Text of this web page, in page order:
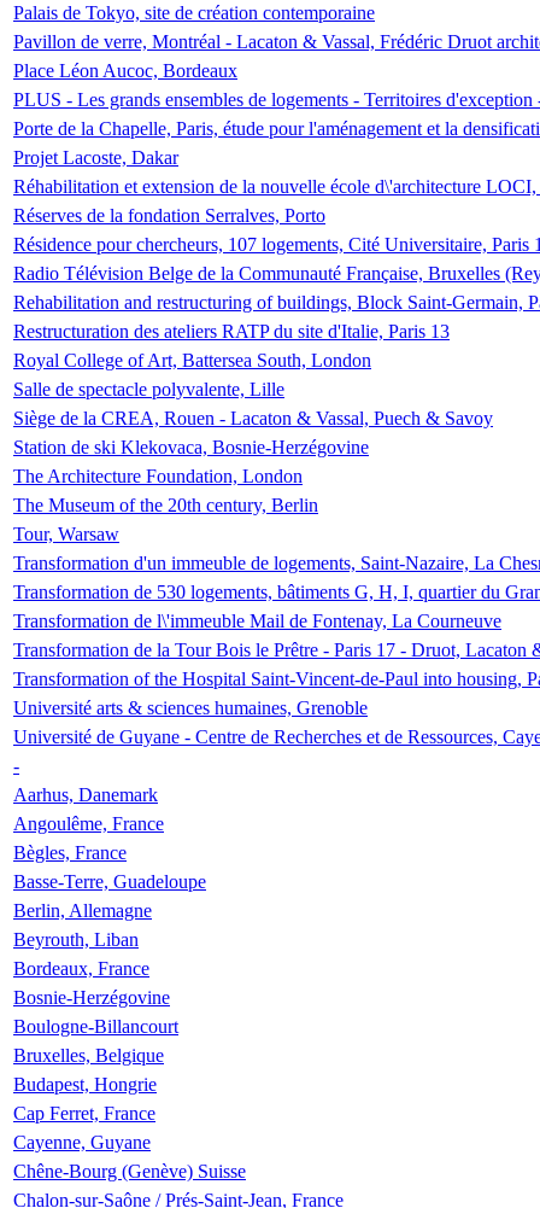
Palais de Tokyo, site de création contemporaine
Pavillon de verre, Montréal - Lacaton & Vassal, Frédéric Druot
Place Léon Aucoc, Bordeaux
PLUS - Les grands ensembles de logements - Territoires
Porte de la Chapelle, Paris, étude pour l'aménagement et la
Projet Lacoste, Dakar
Réhabilitation et extension de la nouvelle école d\'architecture
Réserves de la fondation Serralves, Porto
Résidence pour chercheurs, 107 logements, Cité Universitaire, Paris
Radio Télévision Belge de la Communauté Française, Bruxelles
Rehabilitation and restructuring of buildings, Block Saint-Germain,
Restructuration des ateliers RATP du site d'Italie, Paris 13
Royal College of Art, Battersea South, London
Salle de spectacle polyvalente, Lille
Siège de la CREA, Rouen - Lacaton & Vassal, Puech & Savoy
Station de ski Klekovaca, Bosnie-Herzégovine
The Architecture Foundation, London
The Museum of the 20th century, Berlin
Tour, Warsaw
Transformation d'un immeuble de logements, Saint-Nazaire, La
Transformation de 530 logements, bâtiments G, H, I, quartier du
Transformation de l\'immeuble Mail de Fontenay, La Courneuve
Transformation de la Tour Bois le Prêtre - Paris 17 - Druot, Lacaton
Transformation of the Hospital Saint-Vincent-de-Paul into housing,
Université arts & sciences humaines, Grenoble
Université de Guyane - Centre de Recherches et de Ressources,
-
Aarhus, Danemark
Angoulême, France
Bègles, France
Basse-Terre, Guadeloupe
Berlin, Allemagne
Beyrouth, Liban
Bordeaux, France
Bosnie-Herzégovine
Boulogne-Billancourt
Bruxelles, Belgique
Budapest, Hongrie
Cap Ferret, France
Cayenne, Guyane
Chêne-Bourg (Genève) Suisse
Chalon-sur-Saône / Prés-Saint-Jean, France